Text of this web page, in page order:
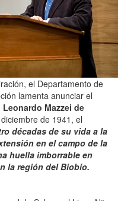
el Departamento de
lamenta anunciar el
Leonardo Mazzei de
de 1941, el
décadas de su vida a la
en el campo de la
huella imborrable en
la región del Biobío.